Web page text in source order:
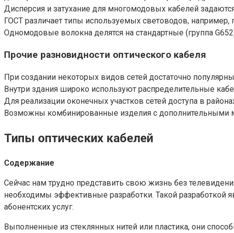
Дисперсия и затухание для многомодовых кабелей
ГОСТ различает типы используемых световодов,
Одномодовые волокна делятся на стандартные (группа
Прочие разновидности оптического кабеля
При создании некоторых видов сетей достаточно
Внутри здания широко используют распределительные
Для реализации оконечных участков сетей доступа в
Возможны комбинированные изделия с дополнительными
Типы оптических кабелей
Содержание
Сейчас нам трудно представить свою жизнь без
необходимы эффективные разработки. Такой разработкой
абонентских услуг.
Выполненные из стеклянных нитей или пластика, они